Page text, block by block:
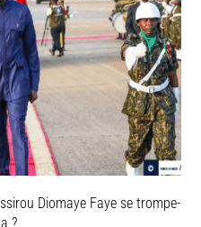
Diomaye Faye se trompe-
?